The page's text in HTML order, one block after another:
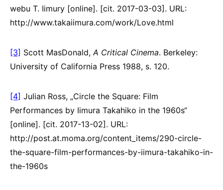
webu T. Iimury [online]. [cit. 2017-03-03]. URL:
http://www.takaiimura.com/work/Love.html
[3] Scott MasDonald, A Critical Cinema. Berkeley:
University of California Press 1988, s. 120.
[4] Julian Ross, „Circle the Square: Film
Performances by Iimura Takahiko in the 1960s“
[online]. [cit. 2017-13-02]. URL:
http://post.at.moma.org/content_items/290-circle-
the-square-film-performances-by-iimura-takahiko-in-
the-1960s